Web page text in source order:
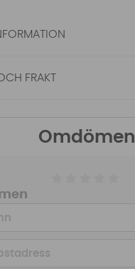
FRAKT
Omdömen